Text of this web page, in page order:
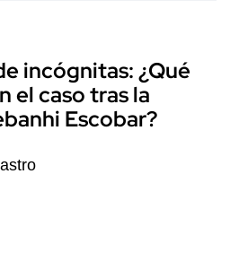
incógnitas: ¿Qué
el caso tras la
Escobar?